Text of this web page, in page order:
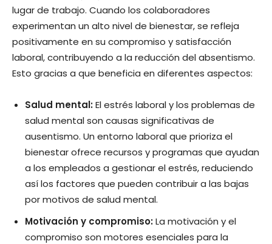
lugar de trabajo. Cuando los colaboradores
experimentan un alto nivel de bienestar, se refleja
positivamente en su compromiso y satisfacción
laboral, contribuyendo a la reducción del absentismo.
Esto gracias a que beneficia en diferentes aspectos:
Salud mental:El estrés laboral y los problemas de
salud mental son causas significativas de
ausentismo. Un entorno laboral que prioriza el
bienestar ofrece recursos y programas que ayudan
a los empleados a gestionar el estrés, reduciendo
así los factores que pueden contribuir a las bajas
por motivos de salud mental.
Motivación y compromiso:La motivación y el
compromiso son motores esenciales para la